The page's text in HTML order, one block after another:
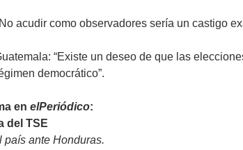
acudir como observadores sería un castigo
“Existe un deseo de que las
democrático”.
en elPeriódico:
del TSE
ante Honduras.